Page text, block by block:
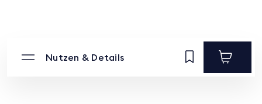
Nutzen & Details